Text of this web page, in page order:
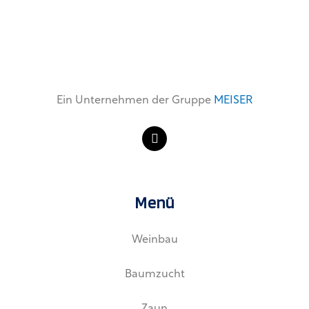
Ein Unternehmen der Gruppe MEISER
L
i
n
i
Menü
Weinbau
Baumzucht